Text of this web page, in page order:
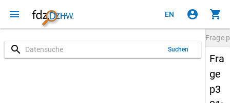
menu EN account_circle shopping_cart
search Suchen
Frage
Fra
ge
p3